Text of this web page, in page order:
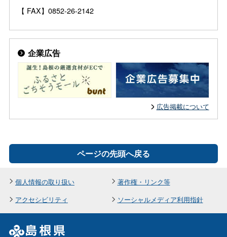
【 FAX】0852-26-2142
企業広告
広告掲載について
ページの先頭へ戻る
個人情報の取り扱い
著作権・リンク等
アクセシビリティ
ソーシャルメディア利用指針